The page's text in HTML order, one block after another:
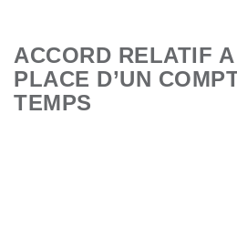
ACCORD RELATIF
PLACE D’UN
TEMPS